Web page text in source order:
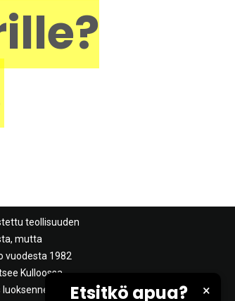
teollisuuden
mutta
vuodesta 1982
Kulloossa
×
Etsitkö apua?